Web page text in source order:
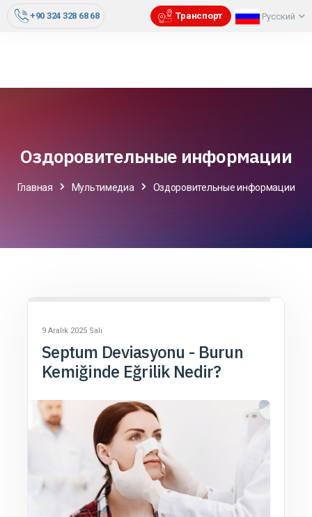
+90 324 328 68 68 Транспорт Русский
Оздоровительные информации
Главная Мультимедиа Оздоровительные информации
9 Aralık 2025 Salı
Septum Deviasyonu - Burun
Kemiğinde Eğrilik Nedir?